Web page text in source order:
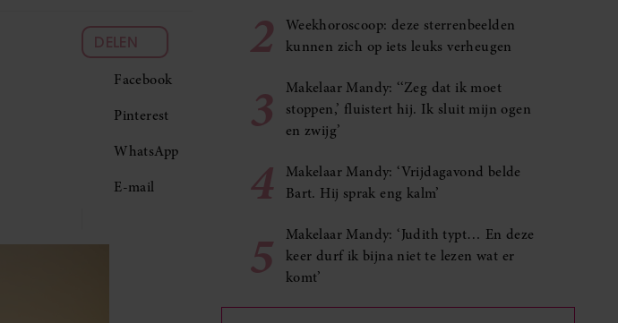
DELEN
Facebook
Pinterest
WhatsApp
E-mail
2
Weekhoroscoop: deze sterrenbeelden
kunnen zich op iets leuks verheugen
3
Makelaar Mandy: ‘‘Zeg dat ik moet
stoppen,’ fluistert hij. Ik sluit mijn ogen
en zwijg’
4
Makelaar Mandy: ‘Vrijdagavond belde
Bart. Hij sprak eng kalm’
5
Makelaar Mandy: ‘Judith typt… En deze
keer durf ik bijna niet te lezen wat er
komt’